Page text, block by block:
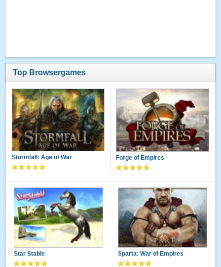
Top Browsergames
Stormfall: Age of War Forge of Empires
Star Stable Sparta: War of Empires